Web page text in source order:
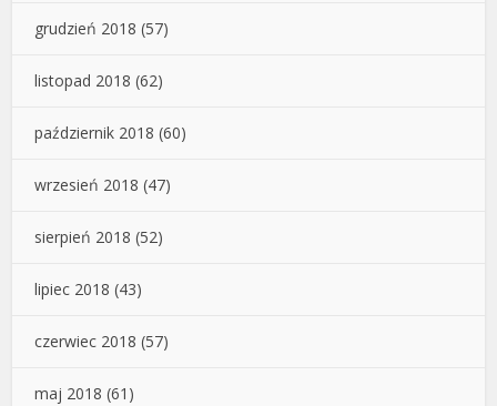
grudzień 2018 (57)
listopad 2018 (62)
październik 2018 (60)
wrzesień 2018 (47)
sierpień 2018 (52)
lipiec 2018 (43)
czerwiec 2018 (57)
maj 2018 (61)